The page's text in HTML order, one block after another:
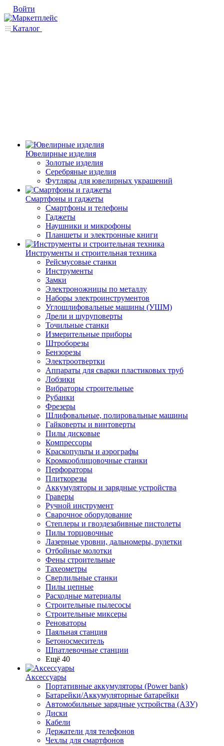
Войти
Каталог
Ювелирные изделия
Золотые изделия
Серебряные изделия
Футляры для ювелирных украшений
Смартфоны и гаджеты
Смартфоны и телефоны
Гаджеты
Наушники и микрофоны
Планшеты и электронные книги
Инструменты и строительная техника
Рейсмусовые станки
Инструменты
Замки
Электроножницы по металлу
Наборы электроинструментов
Углошлифовальные машины (УШМ)
Дрели и шуруповерты
Точильные станки
Измерительные приборы
Штроборезы
Бензорезы
Электроотвертки
Аппараты для сварки пластиковых труб
Лобзики
Вибраторы строительные
Рубанки
Фрезеры
Шлифовальные, полировальные машины
Гайковерты и винтоверты
Пилы дисковые
Компрессоры
Краскопульты и аэрографы
Кромкооблицовочные станки
Перфораторы
Плиткорезы
Аккумуляторы и зарядные устройства
Граверы
Ручной инструмент
Сварочное оборудование
Степлеры и гвоздезабивные пистолеты
Пилы торцовочные
Лазерные уровни, дальномеры, рулетки
Отбойные молотки
Фены строительные
Тахеометры
Сверлильные станки
Пилы цепные
Расходные материалы
Строительные пылесосы
Строительные миксеры
Реноваторы
Паяльная станция
Бетоносмеситель
Шпатлевочные станции
Ещё 40
Аксессуары
Портативные аккумуляторы (Power bank)
Батарейки/Аккумуляторные батарейки
Автомобильные зарядные устройства (АЗУ)
Диски
Кабели
Держатели для телефонов
Чехлы для смартфонов